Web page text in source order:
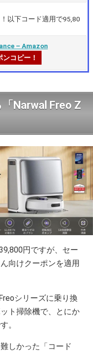
以下コード適用で95,80
– Amazon
コピー！
Narwal Freo Z
円ですが、セー
向けクーポンを適用
シリーズに乗り換
ト掃除機で、とにか
。
しかった「コード